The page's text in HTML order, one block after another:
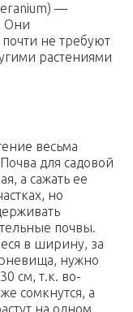
—
Они
не требуют
растениями
весьма
для садовой
а сажать ее
но
почвы.
в ширину, за
нужно
см, т.к. во-
сомкнутся, а
на одном